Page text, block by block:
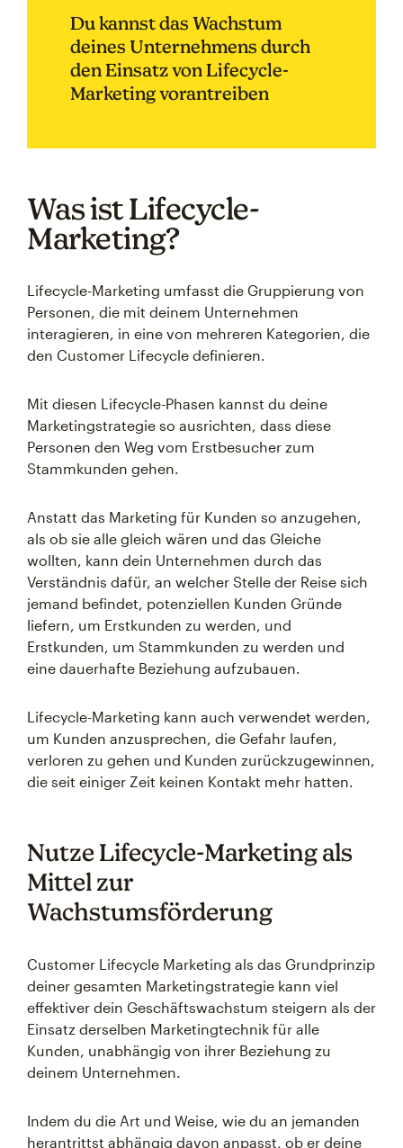
Du kannst das Wachstum
deines Unternehmens durch
den Einsatz von Lifecycle-
Marketing vorantreiben
Was ist Lifecycle-
Marketing?
Lifecycle-Marketing umfasst die Gruppierung von
Personen, die mit deinem Unternehmen
interagieren, in eine von mehreren Kategorien, die
den Customer Lifecycle definieren.
Mit diesen Lifecycle-Phasen kannst du deine
Marketingstrategie so ausrichten, dass diese
Personen den Weg vom Erstbesucher zum
Stammkunden gehen.
Anstatt das Marketing für Kunden so anzugehen,
als ob sie alle gleich wären und das Gleiche
wollten, kann dein Unternehmen durch das
Verständnis dafür, an welcher Stelle der Reise sich
jemand befindet, potenziellen Kunden Gründe
liefern, um Erstkunden zu werden, und
Erstkunden, um Stammkunden zu werden und
eine dauerhafte Beziehung aufzubauen.
Lifecycle-Marketing kann auch verwendet werden,
um Kunden anzusprechen, die Gefahr laufen,
verloren zu gehen und Kunden zurückzugewinnen,
die seit einiger Zeit keinen Kontakt mehr hatten.
Nutze Lifecycle-Marketing als
Mittel zur
Wachstumsförderung
Customer Lifecycle Marketing als das Grundprinzip
deiner gesamten Marketingstrategie kann viel
effektiver dein Geschäftswachstum steigern als der
Einsatz derselben Marketingtechnik für alle
Kunden, unabhängig von ihrer Beziehung zu
deinem Unternehmen.
Indem du die Art und Weise, wie du an jemanden
herantrittst abhängig davon anpasst, ob er deine